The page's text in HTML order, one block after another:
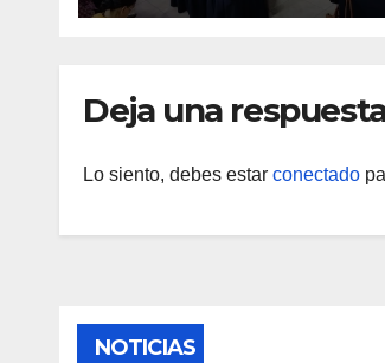
Deja una
Lo siento, debes estar conectado
NOTICIAS